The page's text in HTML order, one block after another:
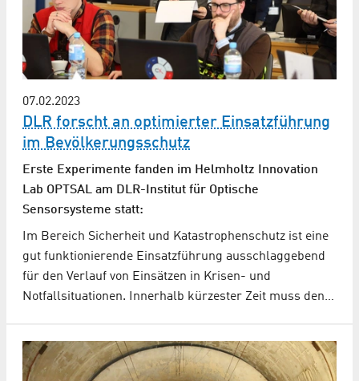
07.02.2023
DLR forscht an optimierter Einsatzführung
im Bevölkerungsschutz
Erste Experimente fanden im Helmholtz Innovation
Lab OPTSAL am DLR-Institut für Optische
Sensorsysteme statt:
Im Bereich Sicherheit und Katastrophenschutz ist eine
gut funktionierende Einsatzführung ausschlaggebend
für den Verlauf von Einsätzen in Krisen- und
Notfallsituationen. Innerhalb kürzester Zeit muss den…